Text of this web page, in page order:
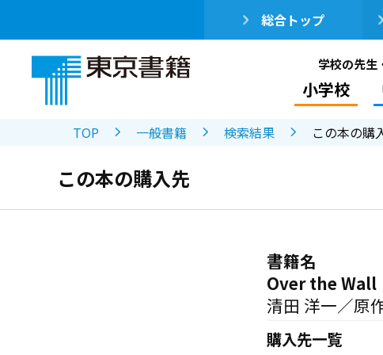
総合トップ
学校の先生
小学校
TOP 一般書籍 検索結果 この本の購
この本の購入先
書籍名
Over the Wall
清田 洋一／原
購入先一覧